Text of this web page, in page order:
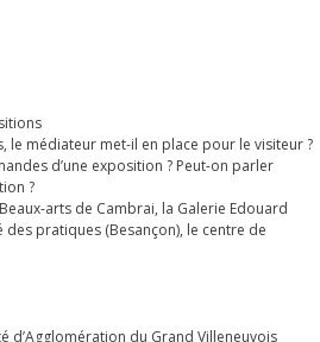
le médiateur met-il en place pour le visiteur ?
d’une exposition ? Peut-on parler
?
arts de Cambrai, la Galerie Edouard
des pratiques (Besançon), le centre de
d’Agglomération du Grand Villeneuvois